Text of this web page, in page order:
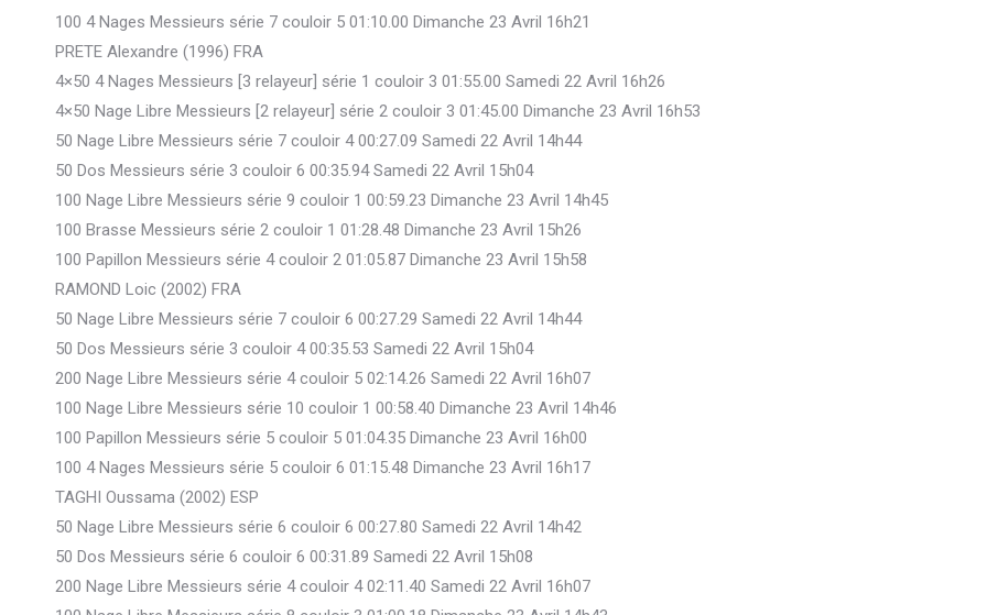
100 4 Nages Messieurs série 7 couloir 5 01:10.00 Dimanche 23 Avril 16h21
PRETE Alexandre (1996) FRA
4×50 4 Nages Messieurs [3 relayeur] série 1 couloir 3 01:55.00 Samedi 22 Avril 16h26
4×50 Nage Libre Messieurs [2 relayeur] série 2 couloir 3 01:45.00 Dimanche 23 Avril 16h53
50 Nage Libre Messieurs série 7 couloir 4 00:27.09 Samedi 22 Avril 14h44
50 Dos Messieurs série 3 couloir 6 00:35.94 Samedi 22 Avril 15h04
100 Nage Libre Messieurs série 9 couloir 1 00:59.23 Dimanche 23 Avril 14h45
100 Brasse Messieurs série 2 couloir 1 01:28.48 Dimanche 23 Avril 15h26
100 Papillon Messieurs série 4 couloir 2 01:05.87 Dimanche 23 Avril 15h58
RAMOND Loic (2002) FRA
50 Nage Libre Messieurs série 7 couloir 6 00:27.29 Samedi 22 Avril 14h44
50 Dos Messieurs série 3 couloir 4 00:35.53 Samedi 22 Avril 15h04
200 Nage Libre Messieurs série 4 couloir 5 02:14.26 Samedi 22 Avril 16h07
100 Nage Libre Messieurs série 10 couloir 1 00:58.40 Dimanche 23 Avril 14h46
100 Papillon Messieurs série 5 couloir 5 01:04.35 Dimanche 23 Avril 16h00
100 4 Nages Messieurs série 5 couloir 6 01:15.48 Dimanche 23 Avril 16h17
TAGHI Oussama (2002) ESP
50 Nage Libre Messieurs série 6 couloir 6 00:27.80 Samedi 22 Avril 14h42
50 Dos Messieurs série 6 couloir 6 00:31.89 Samedi 22 Avril 15h08
200 Nage Libre Messieurs série 4 couloir 4 02:11.40 Samedi 22 Avril 16h07